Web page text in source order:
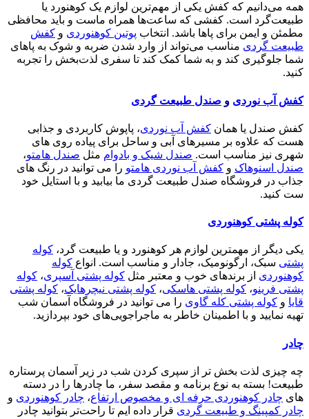
همه می‌دانیم که کفش یکی از مهم‌ترین لوازم یک کوهنورد یا
طبیعت‌گرد است. کفشی که ساعت‌ها همراه ماست و باید محافظی
مطمئن و ایمن برای پاها باشد. انتخاب پوتین کوهنوردی و کفش
طبیعت گردی مناسب می‌تواند از وارد شدن ضربه و شوک به پاهای
شما جلوگیری کند و به شما کمک کند تا سفری لذت‌بخش را تجربه
کنید.
کفش آب نوردی و صندل طبیعت گردی
کفش صندل یا همان کفش آب نوردی، پاپوش کاربردی و جذابی
هست که علاوه بر مسیرهای آبی و ساحل برای پیاده روی های
شهری نیز مناسب است. صندل شیک و بادوام مثل صندل هامتو،
صندل اسنوهاک و کفش آب نوردی هامتو را می توانید در رنگ های
جذاب در فروشگاه صندل طبیعت گردی ما بیابید و با استایل خود
ست کنید.
کوله پشتی کوهنوردی
یکی دیگر از مهمترین لوازم هر کوهنورد و یا طبیعت گرد، کوله
پشتی سبک، ارگونومیک، جادار و مناسب است. انواع کوله
کوهنوردی از برندهای خوب و معتبر مثل کوله پشتی آسپری، کوله
پشتی فرینو، کوله پشتی هاسکی، کوله پشتی نیچرهایک، کوله پشتی
قایا و کوله پشتی کله گاوی را می توانید در فروشگاه آسمان شب
تهیه نمایید و با اطمینان خاطر به ماجراجویی‌های خود بپردازید.
چادر
چه چیزی لذت بخش تر از سپری کردن شب در زیر آسمان پرستاره
طبیعت! بسته به نوع برنامه و مقصد سفر، ما چادرها را در دسته
های چادر کوهنوردی حرفه ای و مخصوص ارتفاع، چادر کوهنوردی و
چادر کمپینگ و طبیعت گردی قرار داده ایم تا راحت‌تر بتوانید چادر